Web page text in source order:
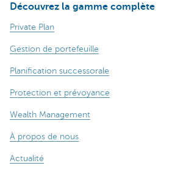
Découvrez la gamme complète
Private Plan
Gestion de portefeuille
Planification successorale
Protection et prévoyance
Wealth Management
À propos de nous
Actualité